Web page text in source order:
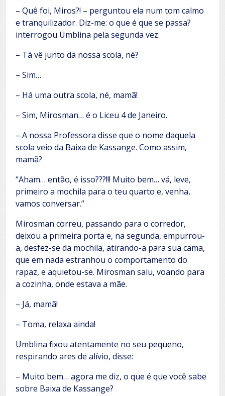
– Quê foi, Miros?! – perguntou ela num tom calmo
e tranquilizador. Diz-me: o que é que se passa?
interrogou Umblina pela segunda vez.
– Tá vê junto da nossa scola, né?
– Sim…
– Há uma outra scola, né, mamã!
– Sim, Mirosman… é o Liceu 4 de Janeiro.
– A nossa Professora disse que o nome daquela
scola veio da Baixa de Kassange. Como assim,
mamã?
“Aham… então, é isso???!!! Muito bem… vá, leve,
primeiro a mochila para o teu quarto e, venha,
vamos conversar.”
Mirosman correu, passando para o corredor,
deixou a primeira porta e, na segunda, empurrou-
a, desfez-se da mochila, atirando-a para sua cama,
que em nada estranhou o comportamento do
rapaz, e aquietou-se. Mirosman saiu, voando para
a cozinha, onde estava a mãe.
– Já, mamã!
– Toma, relaxa ainda!
Umblina fixou atentamente no seu pequeno,
respirando ares de alívio, disse:
– Muito bem… agora me diz, o que é que você sabe
sobre Baixa de Kassange?